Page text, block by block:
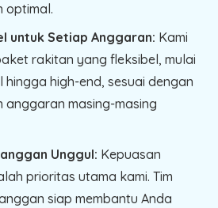
optimal.
untuk Setiap Anggaran: Kami
rakitan yang fleksibel, mulai
high-end, sesuai dengan
anggaran masing-masing
Unggul: Kepuasan
prioritas utama kami. Tim
siap membantu Anda